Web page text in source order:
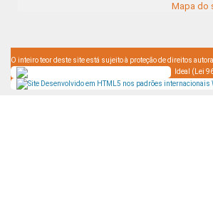
Mapa do
O inteiro teor deste site está sujeito à proteção de direitos
Ideal (Lei